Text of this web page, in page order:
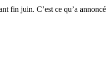
fin juin. C’est ce qu’a